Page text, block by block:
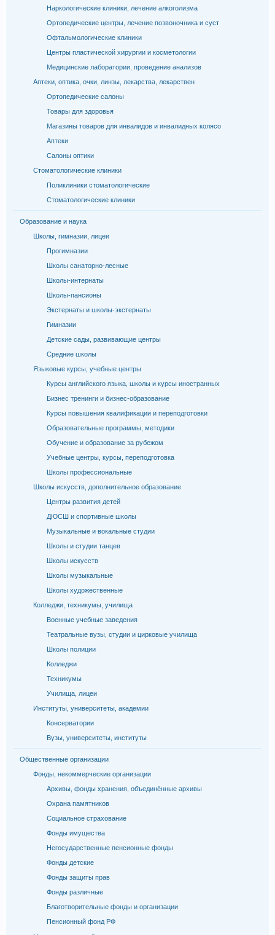
Наркологические клиники, лечение алкоголизма
Ортопедические центры, лечение позвоночника и суст
Офтальмологические клиники
Центры пластической хирургии и косметологии
Медицинские лаборатории, проведение анализов
Аптеки, оптика, очки, линзы, лекарства, лекарствен
Ортопедические салоны
Товары для здоровья
Магазины товаров для инвалидов и инвалидных колясо
Аптеки
Салоны оптики
Стоматологические клиники
Поликлиники стоматологические
Стоматологические клиники
Образование и наука
Школы, гимназии, лицеи
Прогимназии
Школы санаторно-лесные
Школы-интернаты
Школы-пансионы
Экстернаты и школы-экстернаты
Гимназии
Детские сады, развивающие центры
Средние школы
Языковые курсы, учебные центры
Курсы английского языка, школы и курсы иностранных
Бизнес тренинги и бизнес-образование
Курсы повышения квалификации и переподготовки
Образовательные программы, методики
Обучение и образование за рубежом
Учебные центры, курсы, переподготовка
Школы профессиональные
Школы искусств, дополнительное образование
Центры развития детей
ДЮСШ и спортивные школы
Музыкальные и вокальные студии
Школы и студии танцев
Школы искусств
Школы музыкальные
Школы художественные
Колледжи, техникумы, училища
Военные учебные заведения
Театральные вузы, студии и цирковые училища
Школы полиции
Колледжи
Техникумы
Училища, лицеи
Институты, университеты, академии
Консерватории
Вузы, университеты, институты
Общественные организации
Фонды, некоммерческие организации
Архивы, фонды хранения, объединённые архивы
Охрана памятников
Социальное страхование
Фонды имущества
Негосударственные пенсионные фонды
Фонды детские
Фонды защиты прав
Фонды различные
Благотворительные фонды и организации
Пенсионный фонд РФ